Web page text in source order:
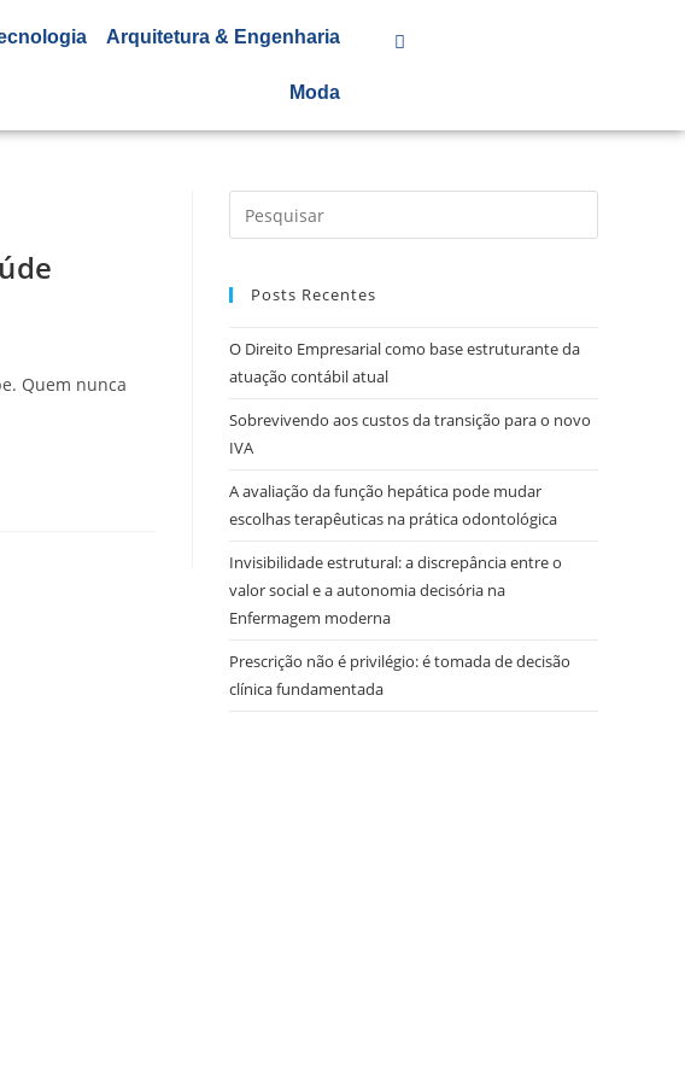
Arquitetura & Engenharia
Moda
Quem nunca
Posts Recentes
O Direito Empresarial como base estruturante da
atuação contábil atual
Sobrevivendo aos custos da transição para o novo
IVA
A avaliação da função hepática pode mudar
escolhas terapêuticas na prática odontológica
Invisibilidade estrutural: a discrepância entre o
valor social e a autonomia decisória na
Enfermagem moderna
Prescrição não é privilégio: é tomada de decisão
clínica fundamentada